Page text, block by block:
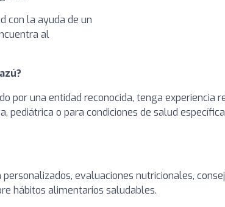
con la ayuda de un
al
por una entidad reconocida, tenga experiencia
pediátrica o para condiciones de salud
evaluaciones nutricionales,
hábitos alimentarios saludables.